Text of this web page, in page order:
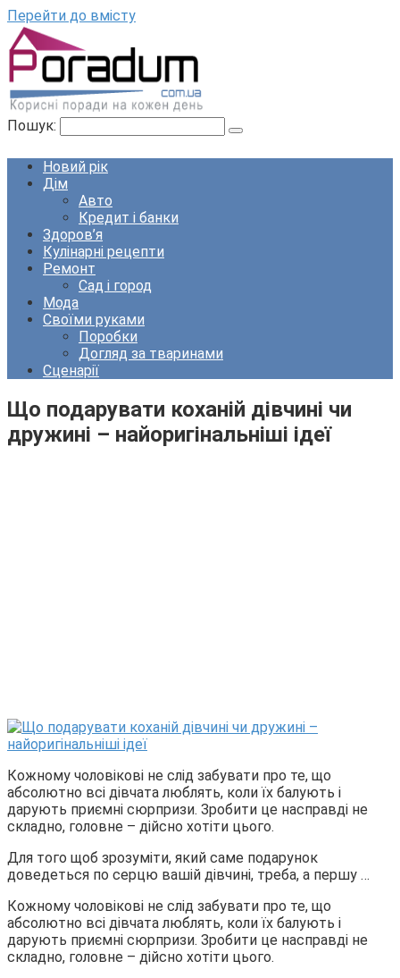
Перейти до вмісту
Пошук:
Новий рік
Дім
Авто
Кредит і банки
Здоров’я
Кулінарні рецепти
Ремонт
Сад і город
Мода
Своїми руками
Поробки
Догляд за тваринами
Сценарії
Що подарувати коханій дівчині чи
дружині – найоригінальніші ідеї
Кожному чоловікові не слід забувати про те, що
абсолютно всі дівчата люблять, коли їх балують і
дарують приємні сюрпризи. Зробити це насправді не
складно, головне – дійсно хотіти цього.
Для того щоб зрозуміти, який саме подарунок
доведеться по серцю вашій дівчині, треба, а першу …
Кожному чоловікові не слід забувати про те, що
абсолютно всі дівчата люблять, коли їх балують і
дарують приємні сюрпризи. Зробити це насправді не
складно, головне – дійсно хотіти цього.